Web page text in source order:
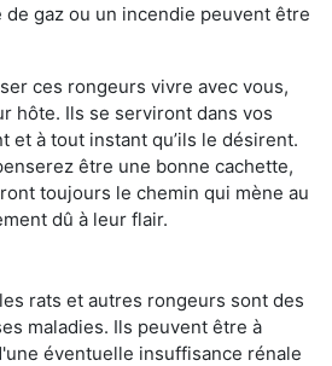
gaz ou un incendie peuvent être
ces rongeurs vivre avec vous,
hôte. Ils se serviront dans vos
et à tout instant qu’ils le désirent.
être une bonne cachette,
toujours le chemin qui mène au
dû à leur flair.
rats et autres rongeurs sont des
maladies. Ils peuvent être à
éventuelle insuffisance rénale